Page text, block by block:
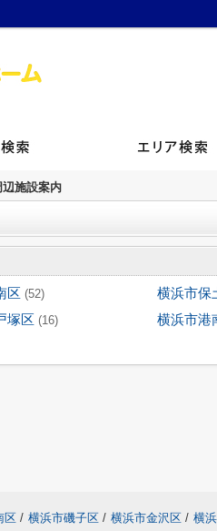
辺施設案内
区 (52) 横浜市保
塚区 (16) 横浜市港
区 / 横浜市磯子区 / 横浜市金沢区 / 横